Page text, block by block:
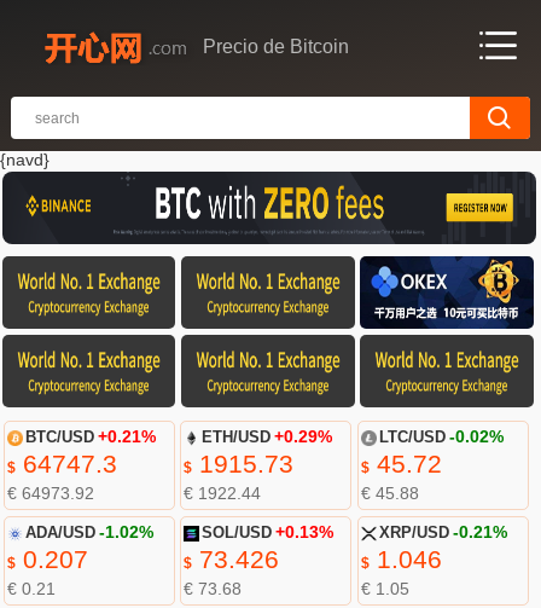
Precio de Bitcoin
{navd}
BTC/USD +0.21%
$64747.3
€ 64973.92
ETH/USD +0.29%
$ 1915.73
€ 1922.44
LTC/USD -0.02%
$45.72
€ 45.88
ADA/USD -1.02%
$0.207
€ 0.21
SOL/USD +0.13%
$ 73.426
€ 73.68
XRP/USD -0.21%
$1.046
€ 1.05